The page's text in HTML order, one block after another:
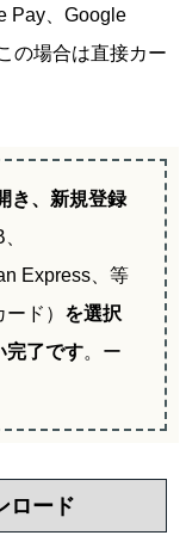
Pay、Google
の場合は直接カー
き、新規登録
Express、等
ド） を選択
完了です。ー
ロード